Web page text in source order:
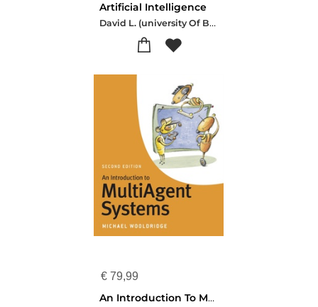
Artificial Intelligence
David L. (university Of British Columbia Poole-Alan K. (university Of British Columbia Mackworth
€ 79,99
An Introduction To Multiagent Systems 2e